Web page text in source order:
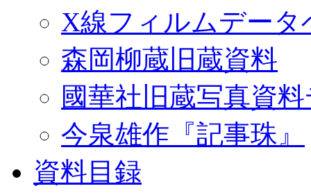
X線フィルムデータ
森岡柳蔵旧蔵資料
國華社旧蔵写真資
今泉雄作『記事珠』
資料目録